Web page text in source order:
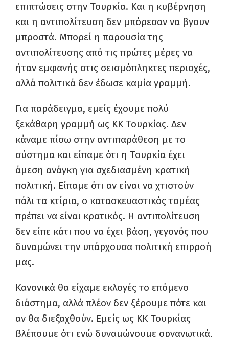
επιπτώσεις στην Τουρκία. Και η κυβέρνηση
και η αντιπολίτευση δεν μπόρεσαν να βγουν
μπροστά. Μπορεί η παρουσία της
αντιπολίτευσης από τις πρώτες μέρες να
ήταν εμφανής στις σεισμόπληκτες περιοχές,
αλλά πολιτικά δεν έδωσε καμία γραμμή.
Για παράδειγμα, εμείς έχουμε πολύ
ξεκάθαρη γραμμή ως ΚΚ Τουρκίας. Δεν
κάναμε πίσω στην αντιπαράθεση με το
σύστημα και είπαμε ότι η Τουρκία έχει
άμεση ανάγκη για σχεδιασμένη κρατική
πολιτική. Είπαμε ότι αν είναι να χτιστούν
πάλι τα κτίρια, ο κατασκευαστικός τομέας
πρέπει να είναι κρατικός. Η αντιπολίτευση
δεν είπε κάτι που να έχει βάση, γεγονός που
δυναμώνει την υπάρχουσα πολιτική επιρροή
μας.
Κανονικά θα είχαμε εκλογές το επόμενο
διάστημα, αλλά πλέον δεν ξέρουμε πότε και
αν θα διεξαχθούν. Εμείς ως ΚΚ Τουρκίας
βλέπουμε ότι ενώ δυναμώνουμε οργανωτικά,